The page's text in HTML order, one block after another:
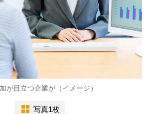
が目立つ企業が（イメージ）
写真1枚